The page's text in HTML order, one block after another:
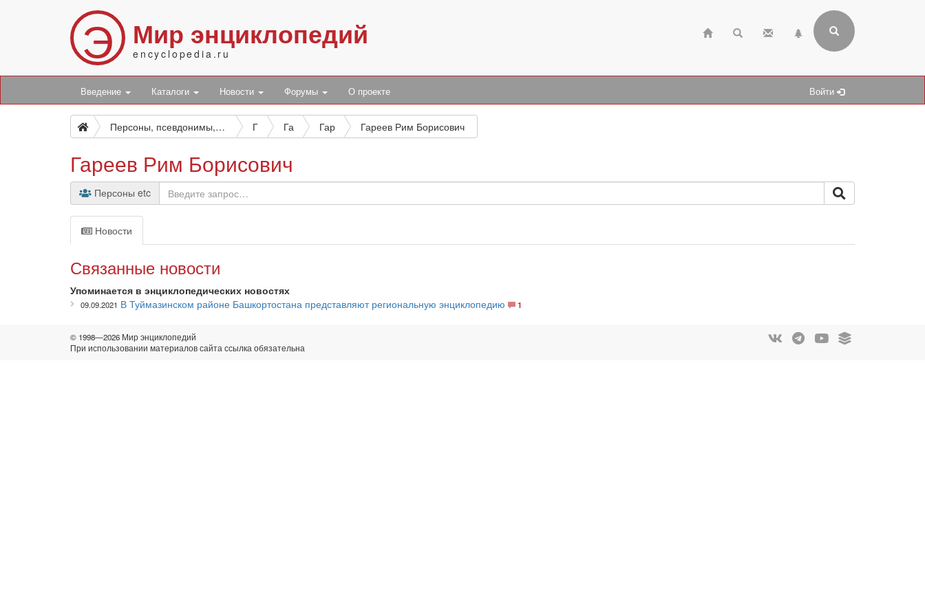
Э Мир энциклопедий
encyclopedia.ru
Введение Каталоги Новости Форумы О проекте Войти
Персоны, псевдонимы, персонажи и боты Г Га Гар Гареев Рим Борисович
Гареев Рим Борисович
Персоны etc
Новости
Связанные новости
Упоминается в энциклопедических новостях
09.09.2021 В Туймазинском районе Башкортостана представляют региональную энциклопедию 1
© 1998—2026 Мир энциклопедий
При использовании материалов сайта ссылка обязательна